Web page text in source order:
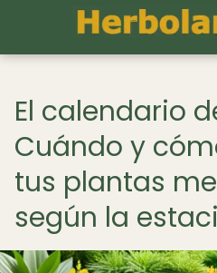
El calendario
Cuándo y
tus plantas
según la